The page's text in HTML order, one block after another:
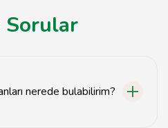
Sorular
nerede bulabilirim?